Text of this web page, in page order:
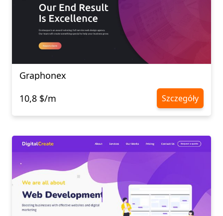
Graphonex
10,8 $/m
Szczegóły